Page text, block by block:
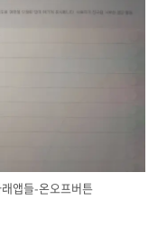
앱들-온오프버튼